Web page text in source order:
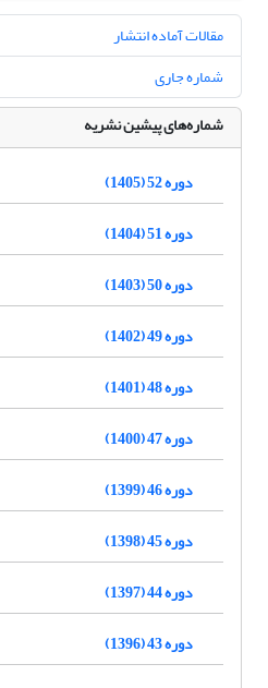
مقالات آماده انتشار
شماره جاری
شماره‌های پیشین نشریه
دوره 52 (1405)
دوره 51 (1404)
دوره 50 (1403)
دوره 49 (1402)
دوره 48 (1401)
دوره 47 (1400)
دوره 46 (1399)
دوره 45 (1398)
دوره 44 (1397)
دوره 43 (1396)